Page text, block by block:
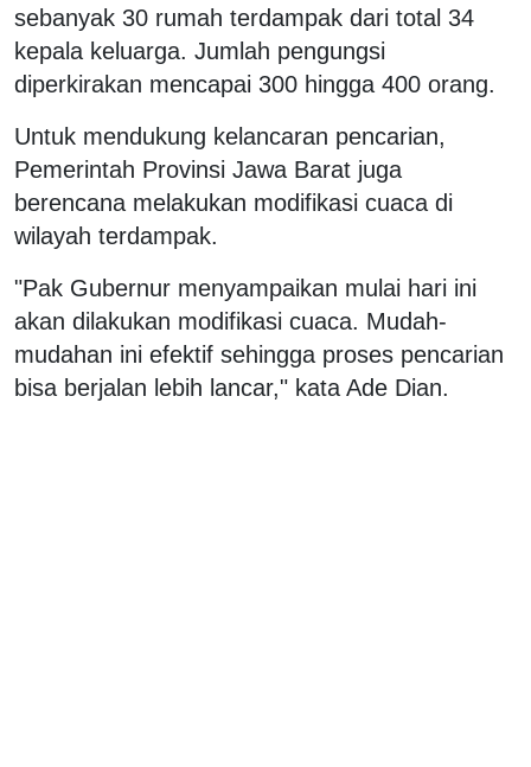
sebanyak 30 rumah terdampak dari total 34
kepala keluarga. Jumlah pengungsi
diperkirakan mencapai 300 hingga 400 orang.
Untuk mendukung kelancaran pencarian,
Pemerintah Provinsi Jawa Barat juga
berencana melakukan modifikasi cuaca di
wilayah terdampak.
"Pak Gubernur menyampaikan mulai hari ini
akan dilakukan modifikasi cuaca. Mudah-
mudahan ini efektif sehingga proses pencarian
bisa berjalan lebih lancar," kata Ade Dian.